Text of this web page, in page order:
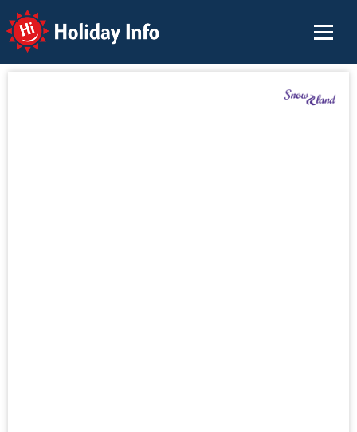
Holiday Info